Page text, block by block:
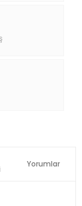
Yorumlar